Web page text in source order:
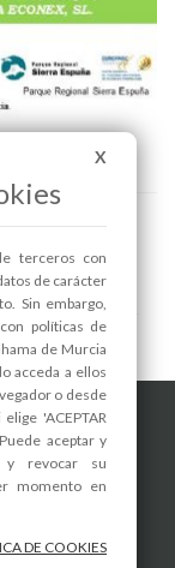
Legal-Política de
X
terceros con
de carácter
Sin embargo,
políticas de
de Murcia
acceda a ellos
o desde
'ACEPTAR
aceptar y
y revocar su
momento en
DE COOKIES